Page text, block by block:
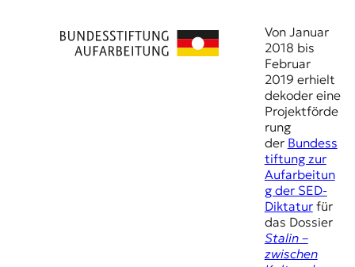
Von Januar
2018 bis
Februar
2019 erhielt
dekoder eine
Projektförde
rung
der Bundess
tiftung zur
Aufarbeitun
g der SED-
Diktaturfür
das Dossier
Stalin –
zwischen